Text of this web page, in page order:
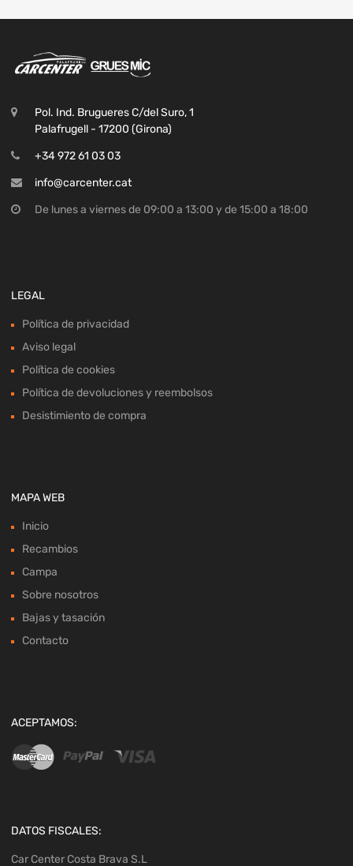
Pol. Ind. Brugueres C/del Suro, 1
Palafrugell - 17200 (Girona)
+34 972 61 03 03
info@carcenter.cat
De lunes a viernes de 09:00 a 13:00 y de 15:00 a 18:00
LEGAL
Política de privacidad
Aviso legal
Política de cookies
Política de devoluciones y reembolsos
Desistimiento de compra
MAPA WEB
Inicio
Recambios
Campa
Sobre nosotros
Bajas y tasación
Contacto
ACEPTAMOS:
DATOS FISCALES:
Car Center Costa Brava S.L